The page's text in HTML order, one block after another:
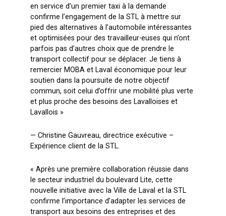
en service d’un premier taxi à la demande
confirme l’engagement de la STL à mettre sur
pied des alternatives à l’automobile intéressantes
et optimisées pour des travailleur⋅euses qui n’ont
parfois pas d’autres choix que de prendre le
transport collectif pour se déplacer. Je tiens à
remercier MOBA et Laval économique pour leur
soutien dans la poursuite de notre objectif
commun, soit celui d’offrir une mobilité plus verte
et plus proche des besoins des Lavalloises et
Lavallois »
— Christine Gauvreau, directrice exécutive –
Expérience client de la STL.
« Après une première collaboration réussie dans
le secteur industriel du boulevard Lite, cette
nouvelle initiative avec la Ville de Laval et la STL
confirme l’importance d’adapter les services de
transport aux besoins des entreprises et des